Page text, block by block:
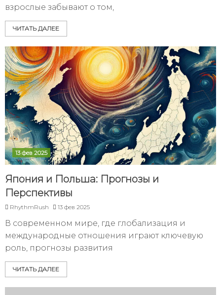
взрослые забывают о том,
ЧИТАТЬ ДАЛЕЕ
13 фев 2025
Япония и Польша: Прогнозы и
Перспективы
RhythmRush 13 фев 2025
В современном мире, где глобализация и
международные отношения играют ключевую
роль, прогнозы развития
ЧИТАТЬ ДАЛЕЕ